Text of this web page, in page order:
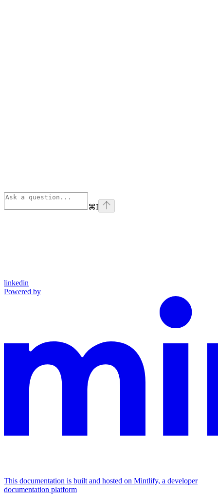
⌘I
linkedin
Powered by
This documentation is built and hosted on Mintlify, a developer
documentation platform